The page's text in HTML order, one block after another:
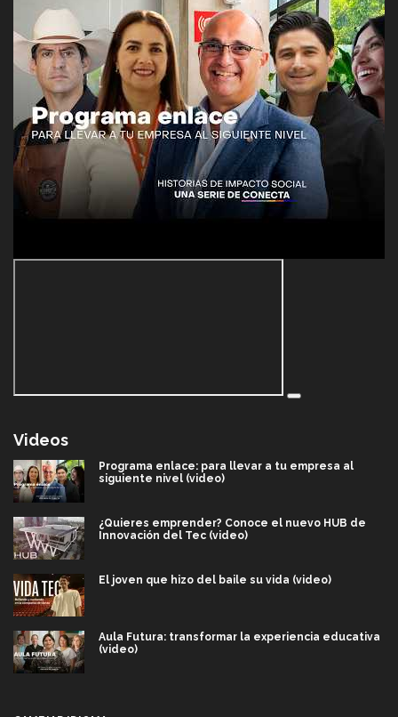
Videos
Programa enlace: para llevar a tu empresa al
siguiente nivel (video)
¿Quieres emprender? Conoce el nuevo HUB de
Innovación del Tec (video)
El joven que hizo del baile su vida (video)
Aula Futura: transformar la experiencia educativa
(video)